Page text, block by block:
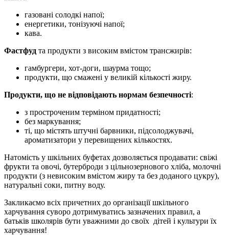
газовані солодкі напої;
енергетики, тонізуючі напої;
кава.
Фастфуд та продукти з високим вмістом трансжирів:
гамбургери, хот-доги, шаурма тощо;
продукти, що смажені у великій кількості жиру.
Продукти, що не відповідають нормам безпечності:
з простроченим терміном придатності;
без маркування;
ті, що містять штучні барвники, підсолоджувачі,
ароматизатори у перевищених кількостях.
Натомість у шкільних буфетах дозволяється продавати: свіжі
фрукти та овочі, бутерброди з цільнозернового хліба, молочні
продукти (з невисоким вмістом жиру та без доданого цукру),
натуральні соки, питну воду.
Закликаємо всіх причетних до організації шкільного
харчування суворо дотримуватись зазначених правил, а
батьків школярів бути уважними до своїх дітей і культури їх
харчування!